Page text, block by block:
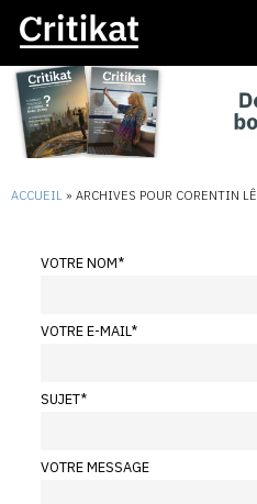
ACCUEIL » ARCHIVES POUR CORENTIN LÊ
VOTRE NOM*
VOTRE E-MAIL*
SUJET*
VOTRE MESSAGE